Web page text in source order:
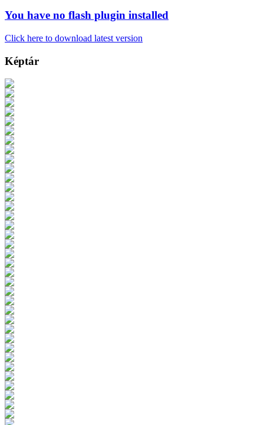
You have no flash plugin installed
Click here to download latest version
Képtár